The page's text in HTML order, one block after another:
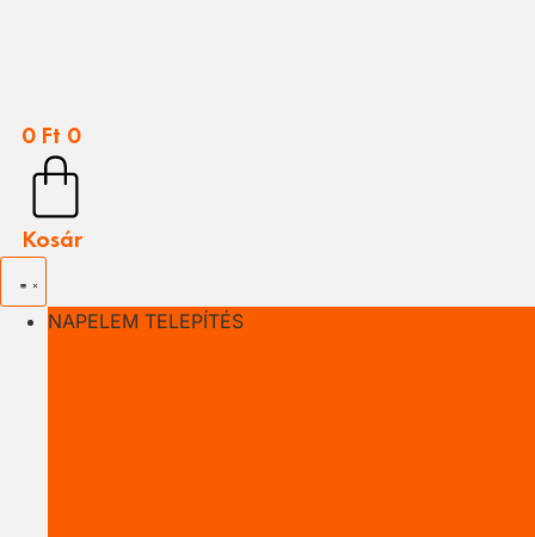
0 Ft 0
Kosár
NAPELEM TELEPÍTÉS